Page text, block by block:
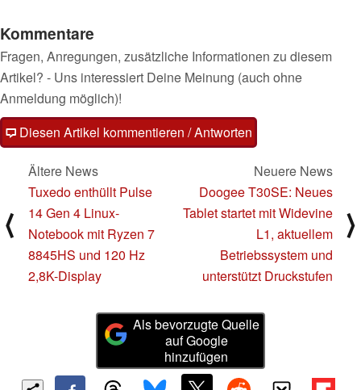
Kommentare
Fragen, Anregungen, zusätzliche Informationen zu diesem
Artikel? - Uns interessiert Deine Meinung (auch ohne
Anmeldung möglich)!
Diesen Artikel kommentieren / Antworten
⟨
Ältere News
Tuxedo enthüllt Pulse
14 Gen 4 Linux-
Notebook mit Ryzen 7
8845HS und 120 Hz
2,8K-Display
Neuere News
Doogee T30SE: Neues
Tablet startet mit Widevine
L1, aktuellem
Betriebssystem und
unterstützt Druckstufen
⟩
Als bevorzugte Quelle
auf Google
hinzufügen